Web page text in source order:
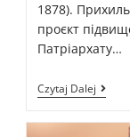
1878).
проєкт
Патріархату…
Czytaj Dalej